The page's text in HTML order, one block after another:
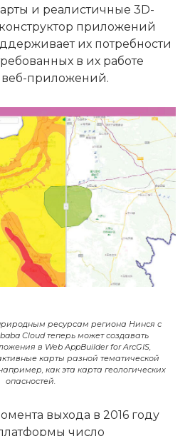
и реалистичные 3D-
приложений
их потребности
в их работе
веб-приложений.
ресурсам региона Нинся с
Cloud теперь может создавать
в Web AppBuilder for ArcGIS,
карты разной тематической
как эта карта геологических
опасностей.
выхода в 2016 году
число